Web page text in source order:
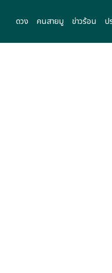
ดวง คนสายมู ข่าวร้อน ป